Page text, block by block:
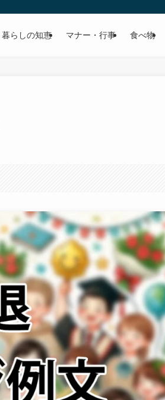
暮らしの知恵 マナー・行事 食べ物